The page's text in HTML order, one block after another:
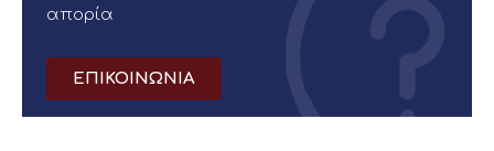
απορία
ΕΠΙΚΟΙΝΩΝΙΑ